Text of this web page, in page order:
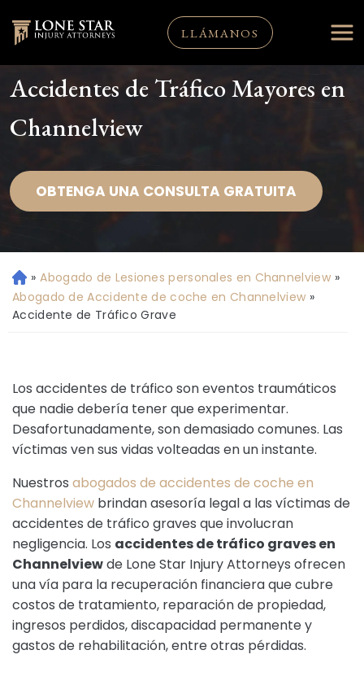
LLÁMANOS
Accidentes de Tráfico Mayores en
Channelview
OBTENGA UNA CONSULTA GRATUITA
Ini
ci
o
» Abogado de Lesiones personales en Channelview »
Abogado de Accidente de coche en Channelview »
Accidente de Tráfico Grave
Los accidentes de tráfico son eventos traumáticos
que nadie debería tener que experimentar.
Desafortunadamente, son demasiado comunes. Las
víctimas ven sus vidas volteadas en un instante.
Nuestros abogados de accidentes de coche en
Channelview brindan asesoría legal a las víctimas de
accidentes de tráfico graves que involucran
negligencia. Los accidentes de tráfico graves en
Channelviewde Lone Star Injury Attorneys ofrecen
una vía para la recuperación financiera que cubre
costos de tratamiento, reparación de propiedad,
ingresos perdidos, discapacidad permanente y
gastos de rehabilitación, entre otras pérdidas.